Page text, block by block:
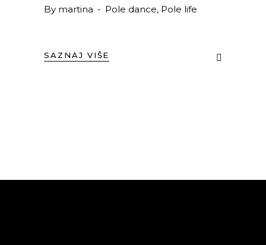
By martina Pole dance, Pole life
SAZNAJ VIŠE